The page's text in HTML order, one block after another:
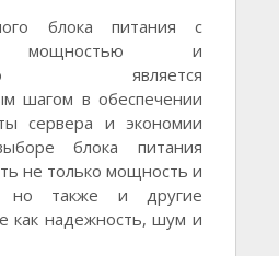
блока питания с
мощностью и
является
шагом в обеспечении
сервера и экономии
блока питания
не только мощность и
но также и другие
как надежность, шум и